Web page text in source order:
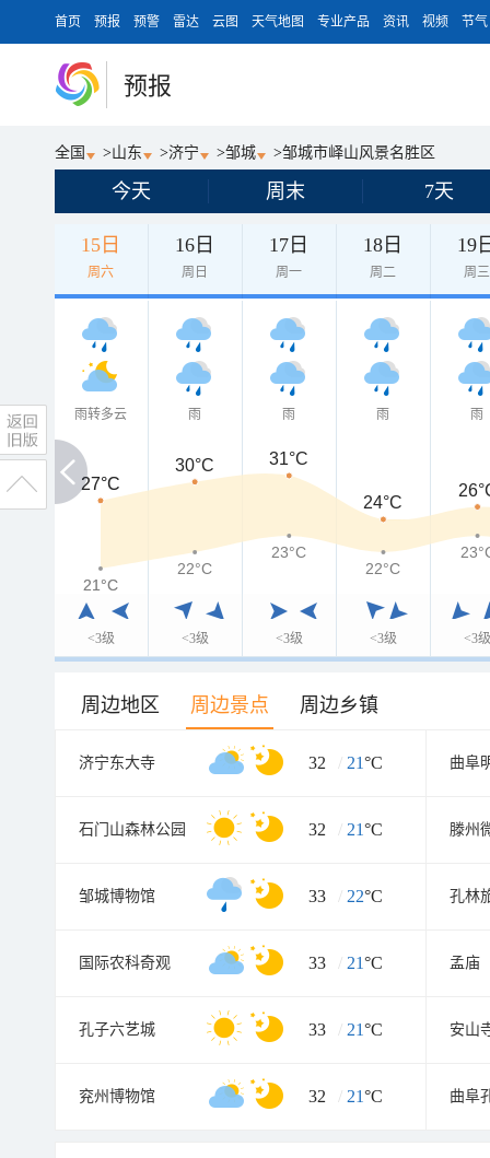
首页 预报 预警 雷达 云图 天气地图 专业产品 资讯 视频 节气
预报
全国 >山东 >济宁 >邹城 >邹城市峄山风景名胜区
今天 周末 7天
15日
周六
16日
周日
17日
周一
18日
周二
19
周三
雨转多云
<3级
雨
<3级
雨
<3级
雨
<3级
雨
<3级
27°C
27°C
30°C 31°C
24°C
21°C
21°C
22°C
23°C
22°C
周边地区 周边景点 周边乡镇
济宁东大寺 32 / 21°C 曲阜
石门山森林公园 32 / 21°C
邹城博物馆 33 / 22°C 孔林
国际农科奇观 33 / 21°C 孟庙
孔子六艺城 33 / 21°C 安山
兖州博物馆 32 / 21°C